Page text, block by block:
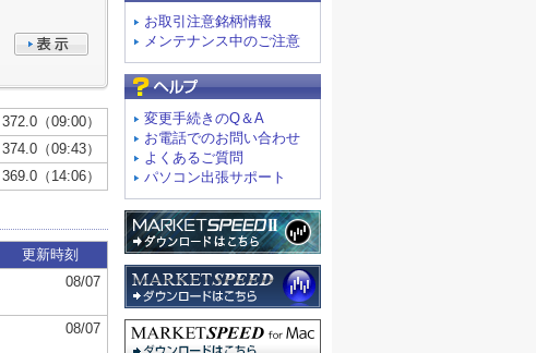
お取引注意銘柄情報
メンテナンス中のご注意
変更手続きのQ＆A
お電話でのお問い合わせ
よくあるご質問
パソコン出張サポート